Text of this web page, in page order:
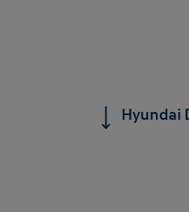
Hyundai